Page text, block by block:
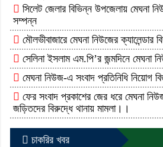
সিলেট জেলার বিভিন্ন উপজেলায় মেঘনা
সম্পন্ন
মৌলভীবাজারে মেঘনা নিউজের ক্যালেন্ডার
সেলিনা ইসলাম এম.পি’র জন্মদিনে মেঘনা
মেঘনা নিউজ-এ সংবাদ প্রতিনিধি নিয়োগ
ফের সংবাদ প্রকাশের জের ধরে মেঘনা
জড়িতদের বিরুদ্ধে থানায় মামলা।।
চাকরির খবর